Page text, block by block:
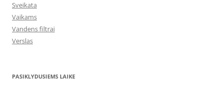
Sveikata
Vaikams
Vandens filtrai
Verslas
PASIKLYDUSIEMS LAIKE